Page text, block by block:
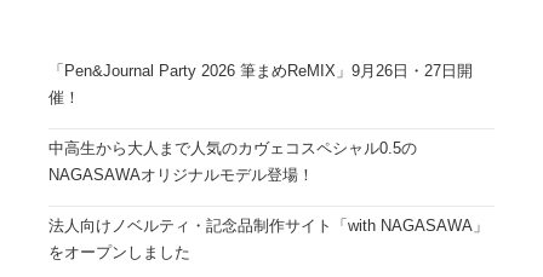
「Pen&Journal Party 2026 筆まめReMIX」9月26日・27日開
催！
中高生から大人まで人気のカヴェコスペシャル0.5の
NAGASAWAオリジナルモデル登場！
法人向けノベルティ・記念品制作サイト「with NAGASAWA」
をオープンしました